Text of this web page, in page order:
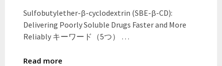
Sulfobutylether-β-cyclodextrin (SBE-β-CD):
Delivering Poorly Soluble Drugs Faster and More
Reliably キーワード（5つ） …
Read more